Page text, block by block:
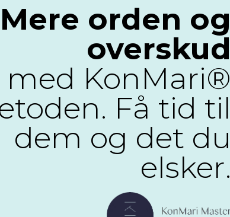
Mere orden og
overskud
med KonMari®
Få tid til
dem og det du
elsker.